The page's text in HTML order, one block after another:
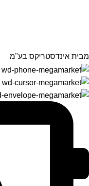
מבית אינדסטריקס בע"מ